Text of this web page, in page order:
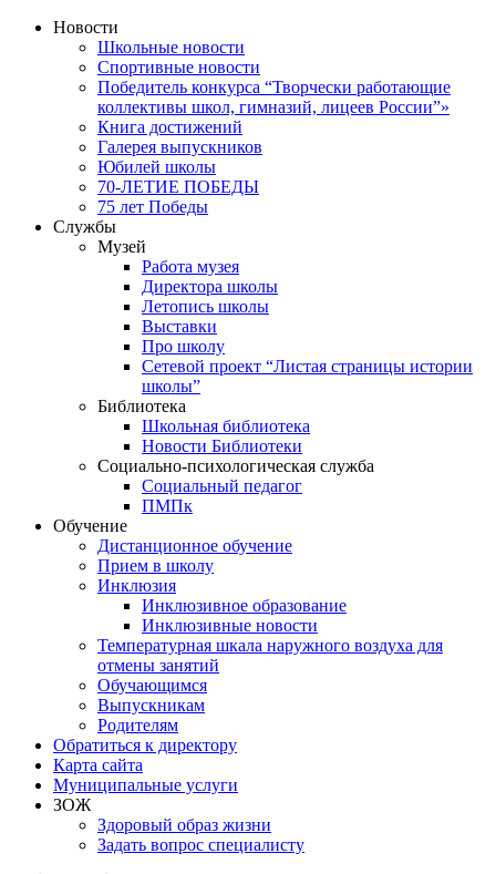
Новости
Школьные новости
Спортивные новости
Победитель конкурса “Творчески работающие
коллективы школ, гимназий, лицеев России”»
Книга достижений
Галерея выпускников
Юбилей школы
70-ЛЕТИЕ ПОБЕДЫ
75 лет Победы
Службы
Музей
Работа музея
Директора школы
Летопись школы
Выставки
Про школу
Сетевой проект “Листая страницы истории
школы”
Библиотека
Школьная библиотека
Новости Библиотеки
Социально-психологическая служба
Социальный педагог
ПМПк
Обучение
Дистанционное обучение
Прием в школу
Инклюзия
Инклюзивное образование
Инклюзивные новости
Температурная шкала наружного воздуха для
отмены занятий
Обучающимся
Выпускникам
Родителям
Обратиться к директору
Карта сайта
Муниципальные услуги
ЗОЖ
Здоровый образ жизни
Задать вопрос специалисту